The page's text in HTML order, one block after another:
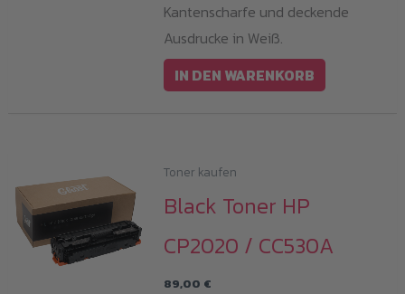
Kantenscharfe und deckende
Ausdrucke in Weiß.
IN DEN WARENKORB
Toner kaufen
Black Toner HP
CP2020 / CC530A
89,00 €